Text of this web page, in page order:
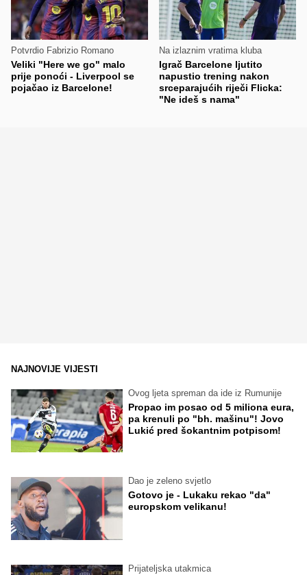
Potvrdio Fabrizio Romano
Veliki "Here we go" malo
prije ponoći - Liverpool se
pojačao iz Barcelone!
Na izlaznim vratima kluba
Igrač Barcelone ljutito
napustio trening nakon
srceparajućih riječi Flicka:
"Ne ideš s nama"
NAJNOVIJE VIJESTI
Ovog ljeta spreman da ide iz Rumunije
Propao im posao od 5 miliona eura,
pa krenuli po "bh. mašinu"! Jovo
Lukić pred šokantnim potpisom!
Dao je zeleno svjetlo
Gotovo je - Lukaku rekao "da"
europskom velikanu!
Prijateljska utakmica